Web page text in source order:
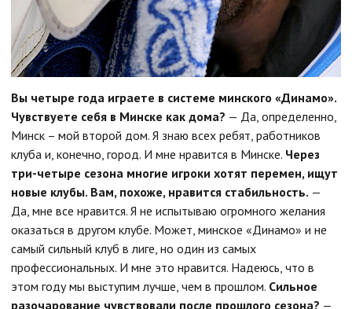
Вы четыре года играете в системе минского «Динамо».
Чувствуете себя в Минске как дома? — Да, определенно,
Минск – мой второй дом. Я знаю всех ребят, работников
клуба и, конечно, город. И мне нравится в Минске. Через
три-четыре сезона многие игроки хотят перемен, ищут
новые клубы. Вам, похоже, нравится стабильность. —
Да, мне все нравится. Я не испытываю огромного желания
оказаться в другом клубе. Может, минское «Динамо» и не
самый сильный клуб в лиге, но один из самых
профессиональных. И мне это нравится. Надеюсь, что в
этом году мы выступим лучше, чем в прошлом. Сильное
разочарование чувствовали после прошлого сезона? —